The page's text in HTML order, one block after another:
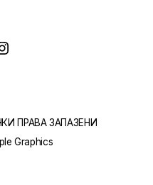
ПРАВА ЗАПАЗЕНИ
Graphics